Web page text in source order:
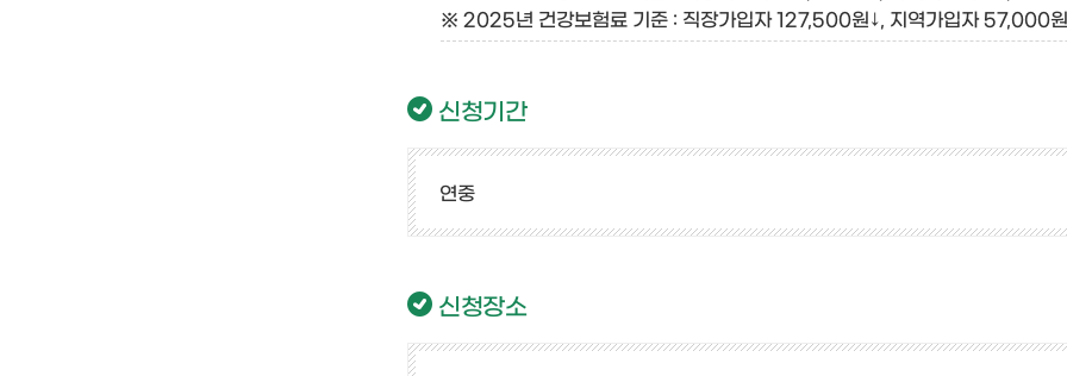
※ 2025년 건강보험료 기준 : 직장가입자 127,500원↓, 지역가입자 57,000
신청기간
연중
신청장소